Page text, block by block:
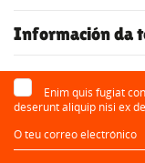
Información da
Enim quis fugiat
deserunt aliquip nisi ex